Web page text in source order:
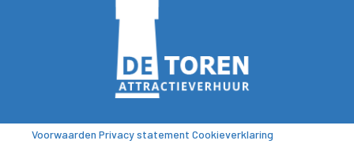
Voorwaarden Privacy statement Cookieverklaring